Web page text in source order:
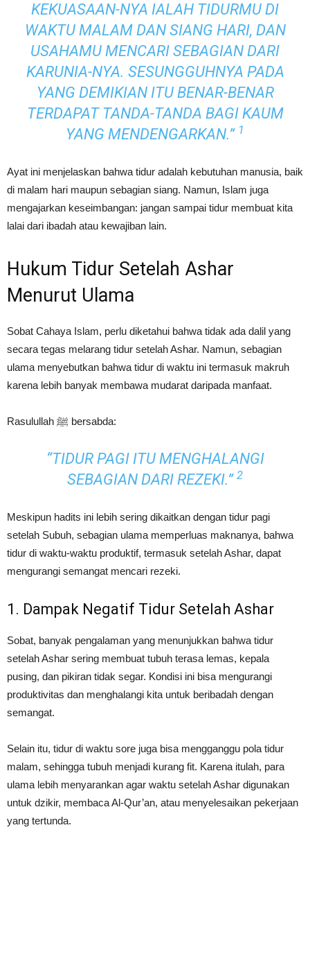
KEKUASAAN-NYA IALAH TIDURMU DI
WAKTU MALAM DAN SIANG HARI, DAN
USAHAMU MENCARI SEBAGIAN DARI
KARUNIA-NYA. SESUNGGUHNYA PADA
YANG DEMIKIAN ITU BENAR-BENAR
TERDAPAT TANDA-TANDA BAGI KAUM
YANG MENDENGARKAN.” 1
Ayat ini menjelaskan bahwa tidur adalah kebutuhan manusia, baik
di malam hari maupun sebagian siang. Namun, Islam juga
mengajarkan keseimbangan: jangan sampai tidur membuat kita
lalai dari ibadah atau kewajiban lain.
Hukum Tidur Setelah Ashar
Menurut Ulama
Sobat Cahaya Islam, perlu diketahui bahwa tidak ada dalil yang
secara tegas melarang tidur setelah Ashar. Namun, sebagian
ulama menyebutkan bahwa tidur di waktu ini termasuk makruh
karena lebih banyak membawa mudarat daripada manfaat.
Rasulullah ﷺ bersabda:
“TIDUR PAGI ITU MENGHALANGI
SEBAGIAN DARI REZEKI.” 2
Meskipun hadits ini lebih sering dikaitkan dengan tidur pagi
setelah Subuh, sebagian ulama memperluas maknanya, bahwa
tidur di waktu-waktu produktif, termasuk setelah Ashar, dapat
mengurangi semangat mencari rezeki.
1. Dampak Negatif Tidur Setelah Ashar
Sobat, banyak pengalaman yang menunjukkan bahwa tidur
setelah Ashar sering membuat tubuh terasa lemas, kepala
pusing, dan pikiran tidak segar. Kondisi ini bisa mengurangi
produktivitas dan menghalangi kita untuk beribadah dengan
semangat.
Selain itu, tidur di waktu sore juga bisa mengganggu pola tidur
malam, sehingga tubuh menjadi kurang fit. Karena itulah, para
ulama lebih menyarankan agar waktu setelah Ashar digunakan
untuk dzikir, membaca Al-Qur’an, atau menyelesaikan pekerjaan
yang tertunda.